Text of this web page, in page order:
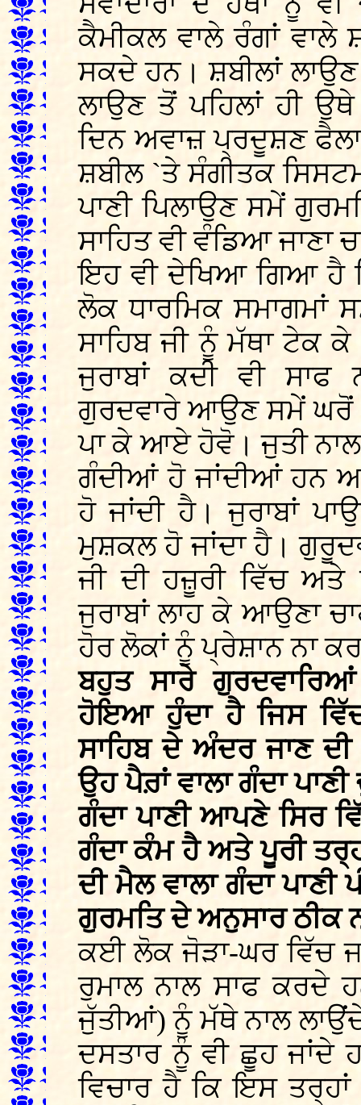
ਕੈਮੀਕਲ ਵਾਲੇ ਰੰਗਾਂ ਵਾਲੇ
ਸਕਦੇ ਹਨ। ਸ਼ਬੀਲਾਂ
ਲਾਉਣ ਤੋਂ ਪਹਿਲਾਂ ਹੀ
ਦਿਨ ਅਵਾਜ਼ ਪ੍ਰਦੂਸ਼ਣ
ਸ਼ਬੀਲ `ਤੇ ਸੰਗੀਤਕ
ਪਾਣੀ ਪਿਲਾਉਣ ਸਮੇਂ
ਸਾਹਿਤ ਵੀ ਵੰਡਿਆ ਜਾਣਾ
ਇਹ ਵੀ ਦੇਖਿਆ ਗਿਆ ਹੈ
ਲੋਕ ਧਾਰਮਿਕ ਸਮਾਗਮਾਂ
ਸਾਹਿਬ ਜੀ ਨੂੰ ਮੱਥਾ ਟੇਕ
ਜੁਰਾਬਾਂ ਕਦੀ ਵੀ
ਗੁਰਦਵਾਰੇ ਆਉਣ ਸਮੇਂ ਘਰੋਂ
ਪਾ ਕੇ ਆਏ ਹੋਵੋ। ਜੁਤੀ
ਗੰਦੀਆਂ ਹੋ ਜਾਂਦੀਆਂ ਹਨ
ਹੋ ਜਾਂਦੀ ਹੈ। ਜੁਰਾਬਾਂ
ਮੁਸ਼ਕਲ ਹੋ ਜਾਂਦਾ ਹੈ।
ਜੀ ਦੀ ਹਜ਼ੂਰੀ ਵਿੱਚ
ਜੁਰਾਬਾਂ ਲਾਹ ਕੇ ਆਉਣਾ
ਹੋਰ ਲੋਕਾਂ ਨੂੰ ਪ੍ਰੇਸ਼ਾਨ ਨਾ
ਬਹੁਤ ਸਾਰੇ
ਹੋਇਆ ਹੁੰਦਾ ਹੈ ਜਿਸ
ਸਾਹਿਬ ਦੇ ਅੰਦਰ ਜਾਣ
ਉਹ ਪੈਰ਼ਾਂ ਵਾਲਾ ਗੰਦਾ
ਗੰਦਾ ਪਾਣੀ ਆਪਣੇ ਸਿਰ
ਗੰਦਾ ਕੰਮ ਹੈ ਅਤੇ ਪੂਰੀ
ਦੀ ਮੈਲ ਵਾਲਾ ਗੰਦਾ
ਗੁਰਮਤਿ ਦੇ ਅਨੁਸਾਰ ਠੀਕ
ਕਈ ਲੋਕ ਜੋੜਾ-ਘਰ ਵਿੱਚ
ਰੁਮਾਲ ਨਾਲ ਸਾਫ ਕਰਦੇ
ਜੁੱਤੀਆਂ) ਨੂੰ ਮੱਥੇ ਨਾਲ
ਦਸਤਾਰ ਨੂੰ ਵੀ ਛੂਹ ਜਾਂਦੇ
ਵਿਚਾਰ ਹੈ ਕਿ ਇਸ